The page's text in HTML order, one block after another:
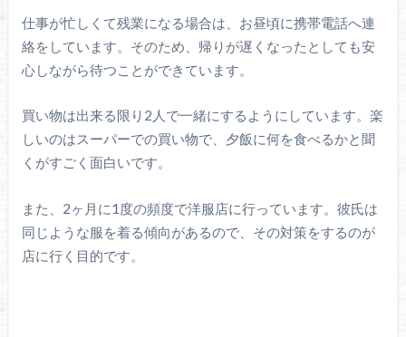
仕事が忙しくて残業になる場合は、お昼頃に携帯電話へ連
絡をしています。そのため、帰りが遅くなったとしても安
心しながら待つことができています。
買い物は出来る限り2人で一緒にするようにしています。楽
しいのはスーパーでの買い物で、夕飯に何を食べるかと聞
くがすごく面白いです。
また、2ヶ月に1度の頻度で洋服店に行っています。彼氏は
同じような服を着る傾向があるので、その対策をするのが
店に行く目的です。